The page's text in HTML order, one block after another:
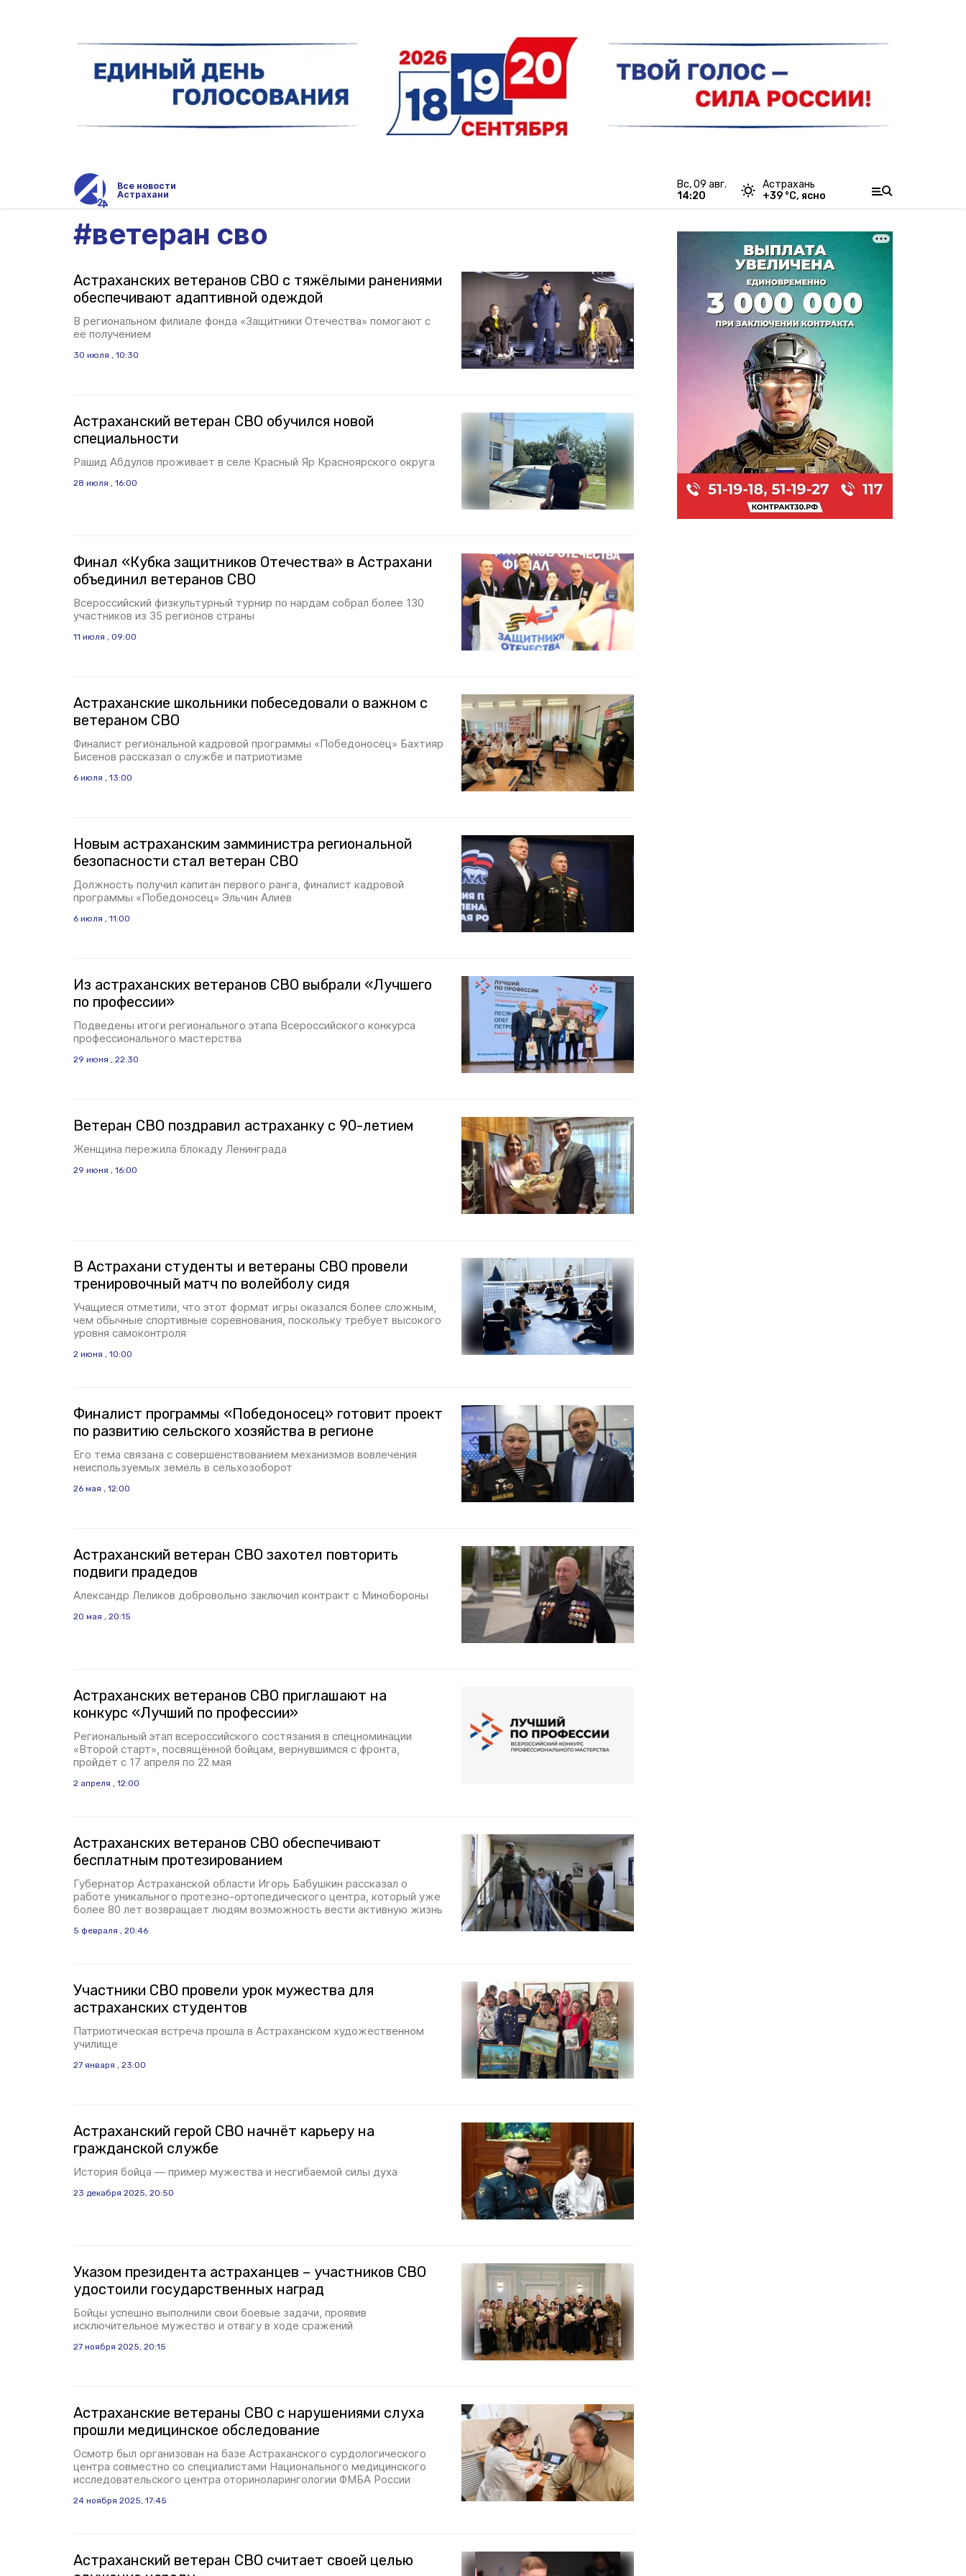
Все новости
Астрахани
вс, 09 авг.
14:20
Астрахань
+39 °С, ясно
#ветеран сво
Астраханских ветеранов СВО с тяжёлыми ранениями
обеспечивают адаптивной одеждой
В региональном филиале фонда «Защитники Отечества» помогают с
её получением
30 июля , 10:30
Астраханский ветеран СВО обучился новой
специальности
Рашид Абдулов проживает в селе Красный Яр Красноярского округа
28 июля , 16:00
Финал «Кубка защитников Отечества» в Астрахани
объединил ветеранов СВО
Всероссийский физкультурный турнир по нардам собрал более 130
участников из 35 регионов страны
11 июля , 09:00
Астраханские школьники побеседовали о важном с
ветераном СВО
Финалист региональной кадровой программы «Победоносец» Бахтияр
Бисенов рассказал о службе и патриотизме
6 июля , 13:00
Новым астраханским замминистра региональной
безопасности стал ветеран СВО
Должность получил капитан первого ранга, финалист кадровой
программы «Победоносец» Эльчин Алиев
6 июля , 11:00
Из астраханских ветеранов СВО выбрали «Лучшего
по профессии»
Подведены итоги регионального этапа Всероссийского конкурса
профессионального мастерства
29 июня , 22:30
Ветеран СВО поздравил астраханку с 90-летием
Женщина пережила блокаду Ленинграда
29 июня , 16:00
В Астрахани студенты и ветераны СВО провели
тренировочный матч по волейболу сидя
Учащиеся отметили, что этот формат игры оказался более сложным,
чем обычные спортивные соревнования, поскольку требует высокого
уровня самоконтроля
2 июня , 10:00
Финалист программы «Победоносец» готовит проект
по развитию сельского хозяйства в регионе
Его тема связана с совершенствованием механизмов вовлечения
неиспользуемых земель в сельхозоборот
26 мая , 12:00
Астраханский ветеран СВО захотел повторить
подвиги прадедов
Александр Леликов добровольно заключил контракт с Минобороны
20 мая , 20:15
Астраханских ветеранов СВО приглашают на
конкурс «Лучший по профессии»
Региональный этап всероссийского состязания в спецноминации
«Второй старт», посвящённой бойцам, вернувшимся с фронта,
пройдёт с 17 апреля по 22 мая
2 апреля , 12:00
Астраханских ветеранов СВО обеспечивают
бесплатным протезированием
Губернатор Астраханской области Игорь Бабушкин рассказал о
работе уникального протезно-ортопедического центра, который уже
более 80 лет возвращает людям возможность вести активную жизнь
5 февраля , 20:46
Участники СВО провели урок мужества для
астраханских студентов
Патриотическая встреча прошла в Астраханском художественном
училище
27 января , 23:00
Астраханский герой СВО начнёт карьеру на
гражданской службе
История бойца — пример мужества и несгибаемой силы духа
23 декабря 2025, 20:50
Указом президента астраханцев – участников СВО
удостоили государственных наград
Бойцы успешно выполнили свои боевые задачи, проявив
исключительное мужество и отвагу в ходе сражений
27 ноября 2025, 20:15
Астраханские ветераны СВО с нарушениями слуха
прошли медицинское обследование
Осмотр был организован на базе Астраханского сурдологического
центра совместно со специалистами Национального медицинского
исследовательского центра оториноларингологии ФМБА России
24 ноября 2025, 17:45
Астраханский ветеран СВО считает своей целью